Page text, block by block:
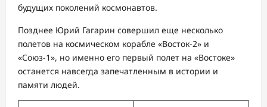
будущих поколений космонавтов.
Позднее Юрий Гагарин совершил еще несколько
полетов на космическом корабле «Восток-2» и
«Союз-1», но именно его первый полет на «Востоке»
останется навсегда запечатленным в истории и
памяти людей.